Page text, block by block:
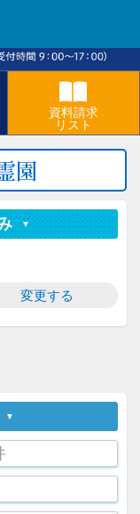
資料請求
リスト
園
変更する